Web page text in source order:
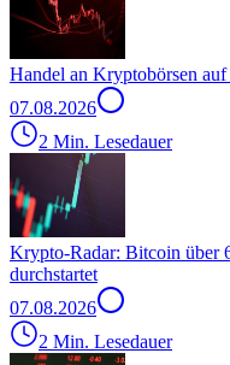
Handel an Kryptobörsen auf
07.08.2026
2 Min. Lesedauer
Krypto-Radar: Bitcoin über
durchstartet
07.08.2026
2 Min. Lesedauer